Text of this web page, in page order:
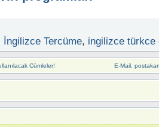
İngilizce Tercüme, ingilizce türkce
Cümleler! E-Mail,